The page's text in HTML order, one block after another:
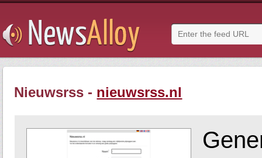
Nieuwsrss - nieuwsrss.nl